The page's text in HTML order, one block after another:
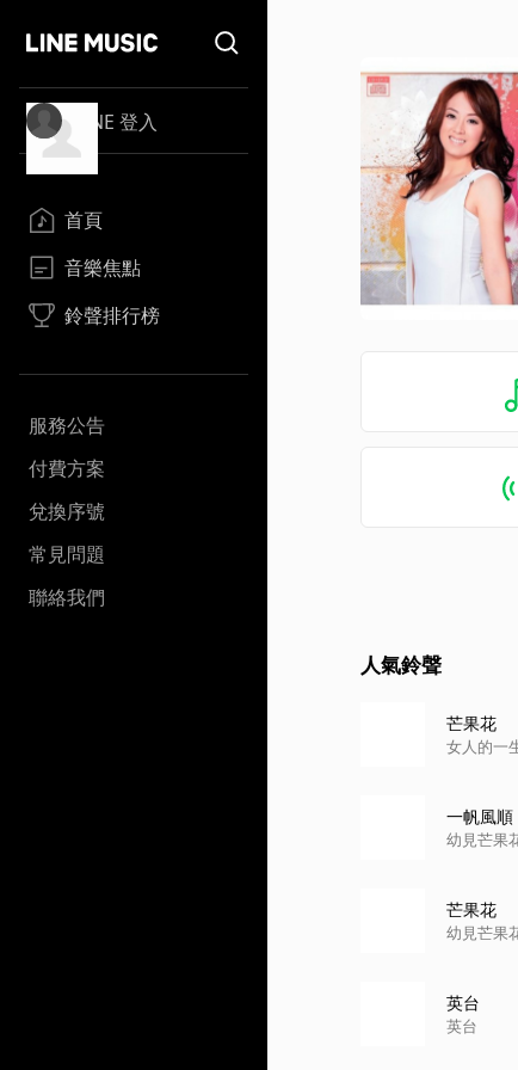
LINE 登入
首頁
音樂焦點
鈴聲排行榜
服務公告
付費方案
兌換序號
常見問題
聯絡我們
人氣鈴聲
芒果花
女人的一
一帆風順
幼見芒果
芒果花
幼見芒果
英台
英台